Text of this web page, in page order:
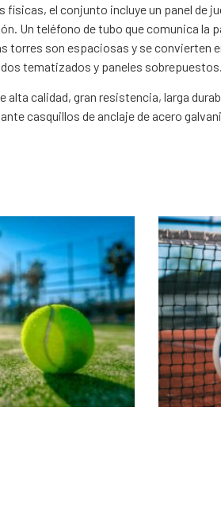
físicas, el conjunto incluye un panel de
Un teléfono de tubo que comunica la
torres son espaciosas y se convierten
tematizados y paneles sobrepuestos.
alta calidad, gran resistencia, larga
casquillos de anclaje de acero